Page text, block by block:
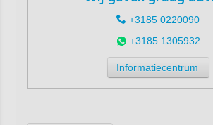
+3185 0220090
+3185 1305932
Informatiecentrum